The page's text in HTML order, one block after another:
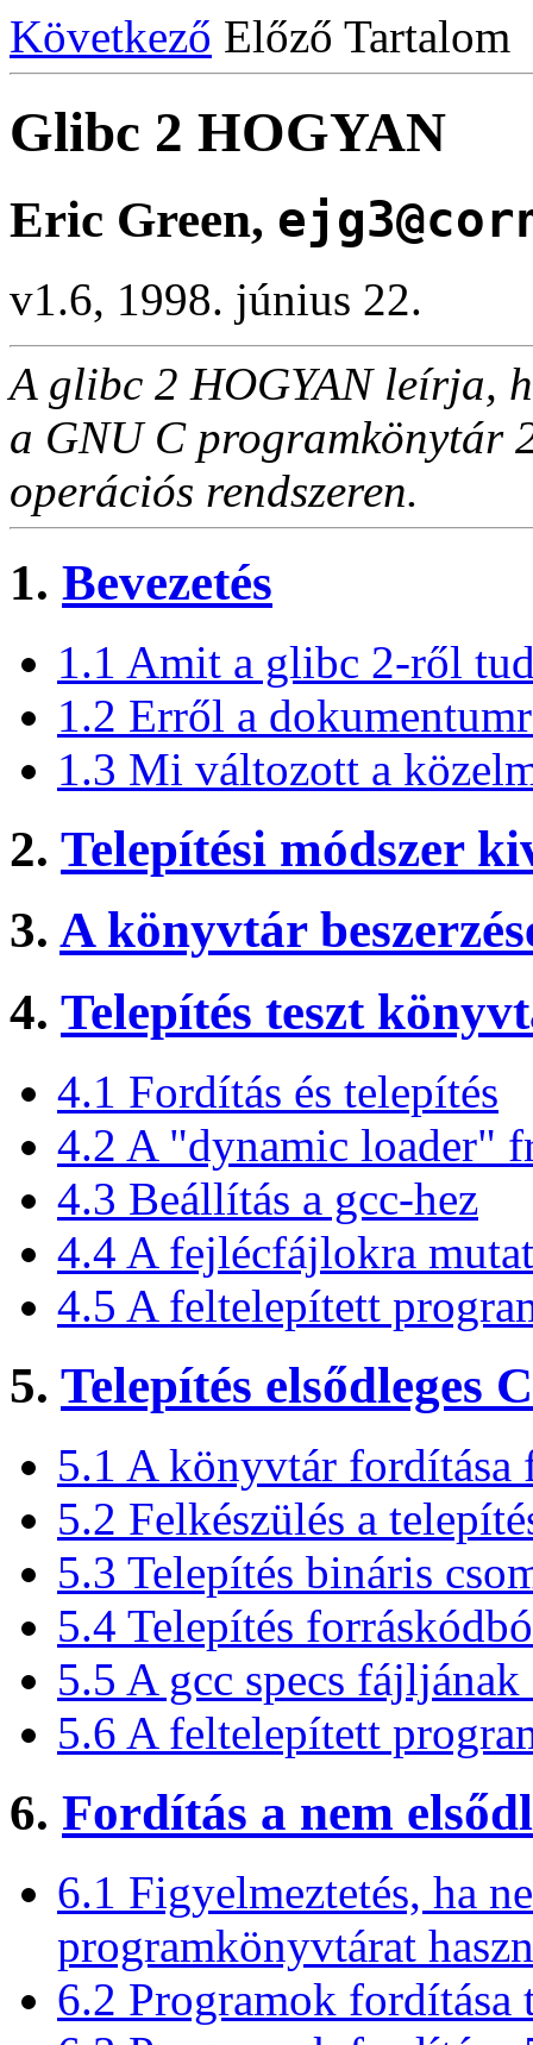
Következő Előző Tartalom
Glibc 2 HOGYAN
Eric Green,
v1.6, 1998. június 22.
A glibc 2 HOGYAN leírja,
a GNU C programkönytár
operációs rendszeren.
1. Bevezetés
1.1 Amit a glibc 2-ről
1.2 Erről a
1.3 Mi változott a
2. Telepítési módszer
3. A könyvtár
4. Telepítés teszt
4.1 Fordítás és telepítés
4.2 A "dynamic loader"
4.3 Beállítás a gcc-hez
4.4 A fejlécfájlokra
4.5 A feltelepített
5. Telepítés elsődleges
5.1 A könyvtár fordítása
5.2 Felkészülés a
5.3 Telepítés bináris
5.4 Telepítés
5.5 A gcc specs fájljának
5.6 A feltelepített
6. Fordítás a nem
6.1 Figyelmeztetés, ha
programkönyvtárat
6.2 Programok fordítása